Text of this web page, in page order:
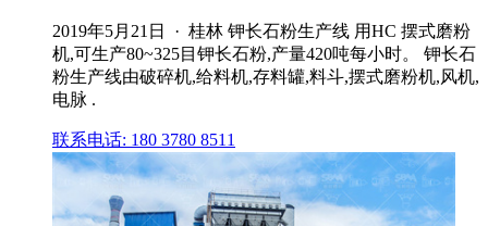
2019年5月21日 · 桂林 钾长石粉生产线 用HC 摆式磨粉
机,可生产80~325目钾长石粉,产量420吨每小时。 钾长石
粉生产线由破碎机,给料机,存料罐,料斗,摆式磨粉机,风机,
电脉 .
联系电话: 180 3780 8511